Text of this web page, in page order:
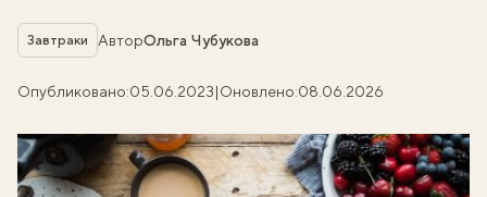
Рубрика
Завтраки АвторОльга Чубукова
Опубликовано:05.06.2023|Оновлено:08.06.2026